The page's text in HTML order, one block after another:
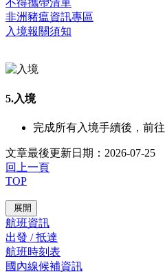
不得攜帶清單
非洲豬瘟資訊專區
入境報關須知
5.入境
完成所有入境手續後，前往
文章最後更新日期：2026-07-25
回上一頁
TOP
展開
航班資訊
出發 / 抵達
航班時刻表
國內線候補資訊